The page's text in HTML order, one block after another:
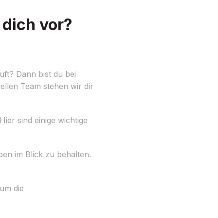
vor?
Dann bist du bei
Team stehen wir dir
sind einige wichtige
im Blick zu behalten.
die